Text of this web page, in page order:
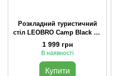
Розкладний туристичний
стіл LEOBRO Camp Black XL
(LB-1070)
1 999 грн
В наявності
Купити